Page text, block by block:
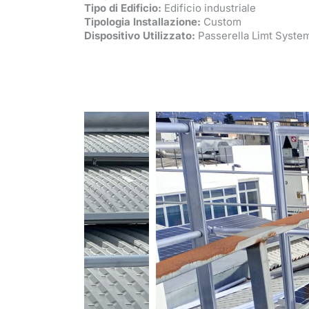
Tipo di Edificio: Edificio industriale
Tipologia Installazione: Custom
Dispositivo Utilizzato: Passerella Limt